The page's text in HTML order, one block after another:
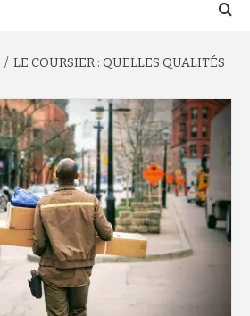
LE COURSIER : QUELLES QUALITÉS